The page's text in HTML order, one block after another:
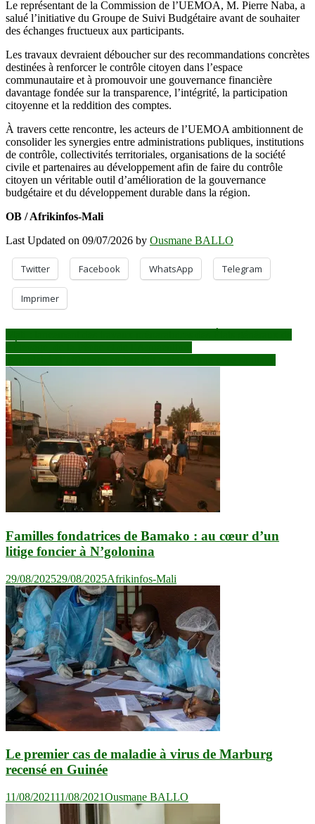
Le représentant de la Commission de l’UEMOA, M. Pierre Naba, a
salué l’initiative du Groupe de Suivi Budgétaire avant de souhaiter
des échanges fructueux aux participants.
Les travaux devraient déboucher sur des recommandations concrètes
destinées à renforcer le contrôle citoyen dans l’espace
communautaire et à promouvoir une gouvernance financière
davantage fondée sur la transparence, l’intégrité, la participation
citoyenne et la reddition des comptes.
À travers cette rencontre, les acteurs de l’UEMOA ambitionnent de
consolider les synergies entre administrations publiques, institutions
de contrôle, collectivités territoriales, organisations de la société
civile et partenaires au développement afin de faire du contrôle
citoyen un véritable outil d’amélioration de la gouvernance
budgétaire et du développement durable dans la région.
OB / Afrikinfos-Mali
Last Updated on 09/07/2026 by Ousmane BALLO
Twitter Facebook WhatsApp Telegram
Imprimer
Navigation
de
l’article
Familles fondatrices de Bamako : au cœur d’un
litige foncier à N’golonina
29/08/202529/08/2025Afrikinfos-Mali
Le premier cas de maladie à virus de Marburg
recensé en Guinée
11/08/202111/08/2021Ousmane BALLO